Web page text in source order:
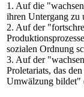
1. Auf die
ihren Untergang zu
2. Auf der
sozialen Ordnung
3. Auf der
Proletariats, das
Umwälzung bildet"